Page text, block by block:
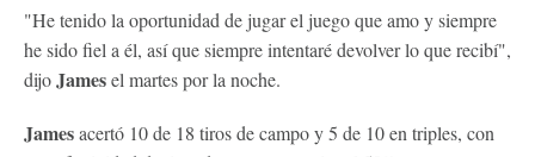
"He tenido la oportunidad de jugar el juego que amo y siempre
he sido fiel a él, así que siempre intentaré devolver lo que recibí",
dijoJamesel martes por la noche.
Jamesacertó 10 de 18 tiros de campo y 5 de 10 en triples, con